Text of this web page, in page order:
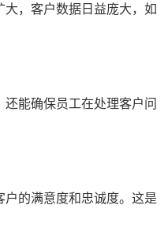
，客户数据日益庞大，如
能确保员工在处理客户问
的满意度和忠诚度。这是